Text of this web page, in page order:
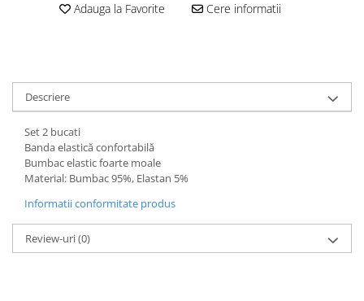
Adauga la Favorite Cere informatii
Descriere
Set 2 bucati
Banda elastică confortabilă
Bumbac elastic foarte moale
Material: Bumbac 95%, Elastan 5%
Informatii conformitate produs
Review-uri(0)